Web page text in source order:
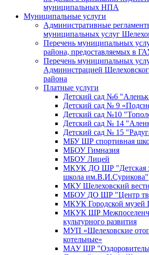
муниципальных НПА
Муниципальные услуги
Административные
муниципальных услуг
Перечень муниципальных
района, предоставляемых в
Перечень муниципальных
Администрацией
района
Платные услуги
Детский сад №6
Детский сад № 9
Детский сад №10
Детский сад № 14
Детский сад № 15
МБУ ШР спортивная
МБОУ Гимназия
МБОУ Лицей
МКУК ДО ШР "Детская
школа им.В.И.Сурикова"
МКУ Шелеховский
МБОУ ДО ШР "Центр
МКУК Городской музей
МКУК ШР
культурного развития
МУП «Шелеховские
котельные»
МАУ ШР